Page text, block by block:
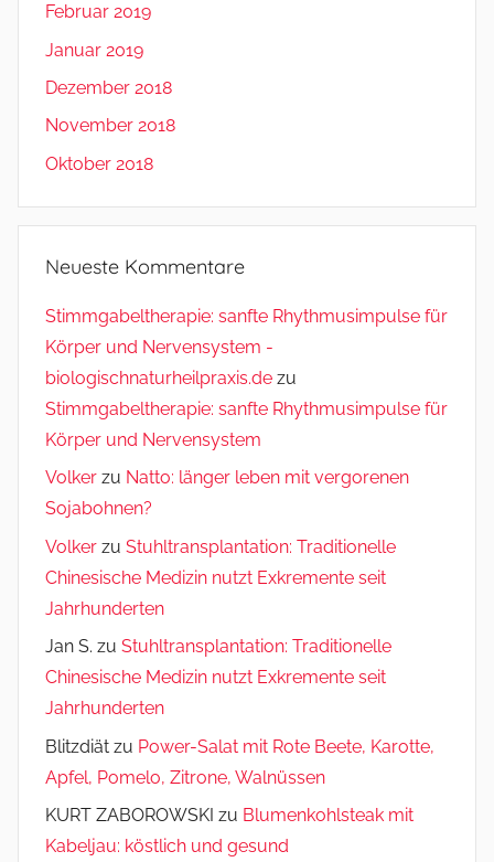
Februar 2019
Januar 2019
Dezember 2018
November 2018
Oktober 2018
Neueste Kommentare
Stimmgabeltherapie: sanfte Rhythmusimpulse für
Körper und Nervensystem -
biologischnaturheilpraxis.de zu
Stimmgabeltherapie: sanfte Rhythmusimpulse für
Körper und Nervensystem
Volker zu Natto: länger leben mit vergorenen
Sojabohnen?
Volker zu Stuhltransplantation: Traditionelle
Chinesische Medizin nutzt Exkremente seit
Jahrhunderten
Jan S. zu Stuhltransplantation: Traditionelle
Chinesische Medizin nutzt Exkremente seit
Jahrhunderten
Blitzdiät zu Power-Salat mit Rote Beete, Karotte,
Apfel, Pomelo, Zitrone, Walnüssen
KURT ZABOROWSKI zu Blumenkohlsteak mit
Kabeljau: köstlich und gesund